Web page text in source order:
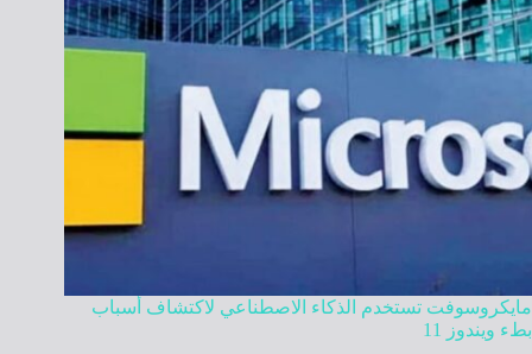
مايكروسوفت تستخدم الذكاء الاصطناعي لاكتشاف أسباب
بطء ويندوز 11